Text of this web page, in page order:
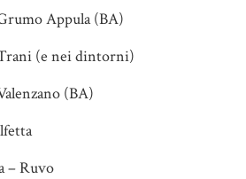
Appula (BA)
(e nei dintorni)
(BA)
– Ruvo